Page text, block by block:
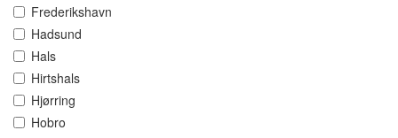
Frederikshavn
Hadsund
Hals
Hirtshals
Hjørring
Hobro